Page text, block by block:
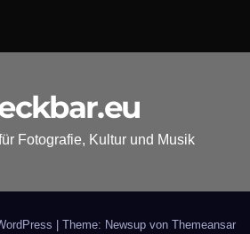
Fotografie, Kultur und Musik
| Theme: Newsup von Themeansar